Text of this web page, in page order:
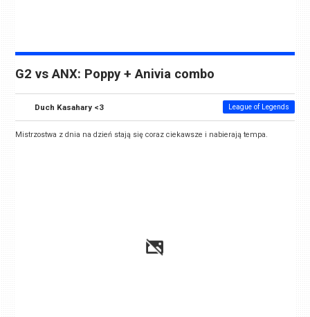
G2 vs ANX: Poppy + Anivia combo
Duch Kasahary <3 League of Legends
Mistrzostwa z dnia na dzień stają się coraz ciekawsze i nabierają tempa.